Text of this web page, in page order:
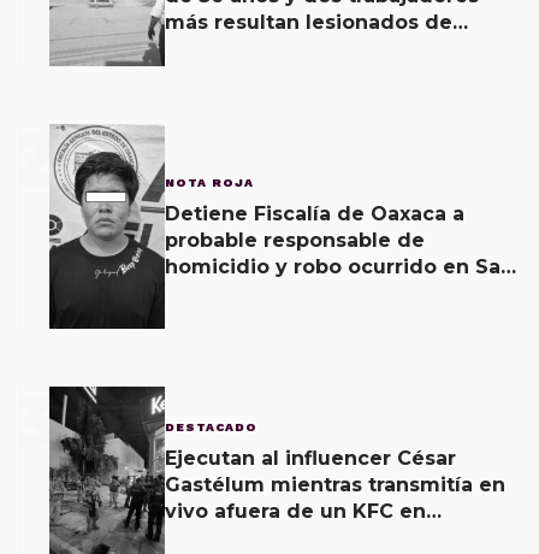
más resultan lesionados de
2 NOTA ROJA
Detiene Fiscalía de Oaxaca a
probable responsable de
homicidio y robo ocurrido en San
3 DESTACADO
Ejecutan al influencer César
Gastélum mientras transmitía en
vivo afuera de un KFC en